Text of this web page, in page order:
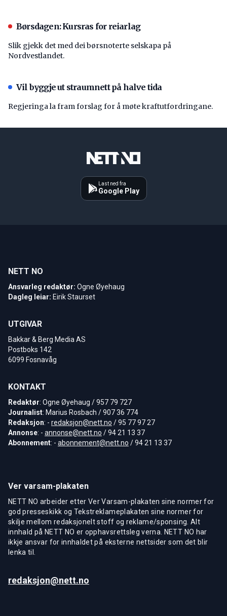
Børsdagen: Kursras for reiarlag
Slik gjekk det med dei børsnoterte selskapa på
Nordvestlandet.
Vil byggje ut straumnett på halve tida
Regjeringa la fram forslag for å møte kraftutfordringane.
Last ned fra
Google Play
NETT NO
Ansvarleg redaktør: Ogne Øyehaug
Dagleg leiar: Eirik Staurset
UTGIVAR
Bakkar & Berg Media AS
Postboks 142
6099 Fosnavåg
KONTAKT
Redaktør: Ogne Øyehaug / 957 79 727
Journalist: Marius Rosbach / 907 36 774
Redaksjon: - redaksjon@nett.no / 95 77 97 27
Annonse: - annonse@nett.no / 94 21 13 37
Abonnement: - abonnement@nett.no / 94 21 13 37
Ver varsam-plakaten
NETT NO arbeider etter Ver Varsam-plakaten sine normer for
god presseskikk og Tekstreklameplakaten sine normer for
skilje mellom redaksjonelt stoff og reklame/sponsing. Alt
innhald på NETT NO er opphavsrettsleg verna. NETT NO har
ikkje ansvar for innhaldet på eksterne nettsider som det blir
lenka til.
redaksjon@nett.no